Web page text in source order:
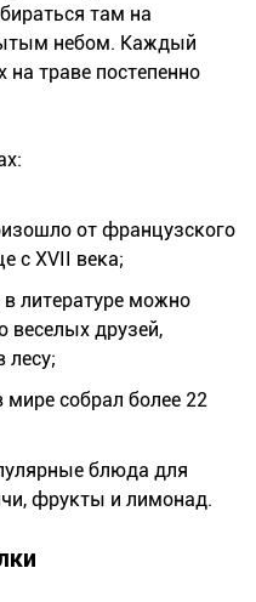
там на
небом. Каждый
на траве постепенно
от французского
с XVII века;
литературе можно
веселых друзей,
лесу;
собрал более 22
блюда для
фрукты и лимонад.